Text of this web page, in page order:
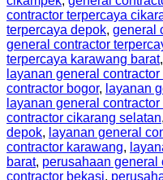
contractor terpercaya
terpercaya depok, general
general contractor
terpercaya karawang barat,
layanan general
contractor bogor, layanan
layanan general
contractor cikarang selatan,
depok, layanan general
contractor karawang,
barat, perusahaan general
contractor bekasi,